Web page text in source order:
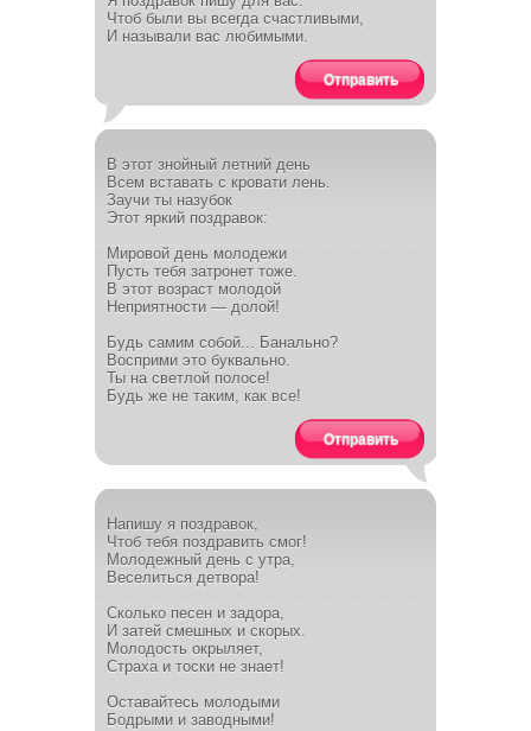
Чтоб были вы всегда счастливыми,
И называли вас любимыми.
Отправить
В этот знойный летний день
Всем вставать с кровати лень.
Заучи ты назубок
Этот яркий поздравок:
Мировой день молодежи
Пусть тебя затронет тоже.
В этот возраст молодой
Неприятности — долой!
Будь самим собой... Банально?
Восприми это буквально.
Ты на светлой полосе!
Будь же не таким, как все!
Отправить
Напишу я поздравок,
Чтоб тебя поздравить смог!
Молодежный день с утра,
Веселиться детвора!
Сколько песен и задора,
И затей смешных и скорых.
Молодость окрыляет,
Страха и тоски не знает!
Оставайтесь молодыми
Бодрыми и заводными!